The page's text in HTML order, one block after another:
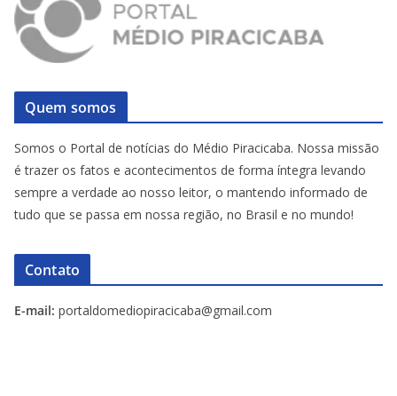
Quem somos
Somos o Portal de notícias do Médio Piracicaba. Nossa missão
é trazer os fatos e acontecimentos de forma íntegra levando
sempre a verdade ao nosso leitor, o mantendo informado de
tudo que se passa em nossa região, no Brasil e no mundo!
Contato
E-mail: portaldomediopiracicaba@gmail.com